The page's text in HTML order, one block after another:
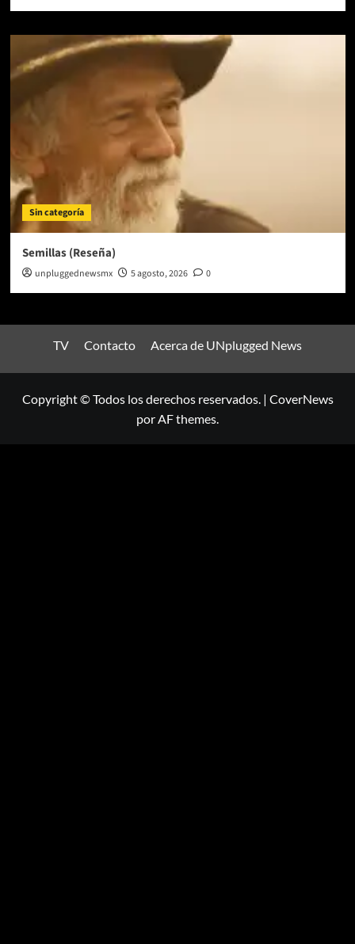
Sin categoría
Semillas (Reseña)
unpluggednewsmx 5 agosto, 2026 0
TV Contacto Acerca de UNplugged News
Copyright © Todos los derechos reservados. | CoverNews
por AF themes.